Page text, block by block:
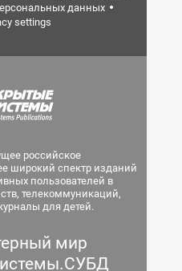
данных
settings
российское
широкий спектр изданий
пользователей в
телекоммуникаций,
для детей.
мир